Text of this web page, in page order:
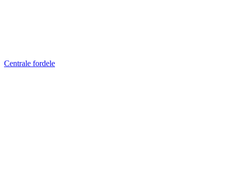
Centrale fordele